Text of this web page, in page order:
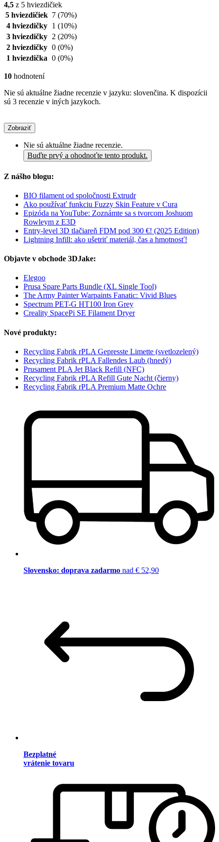
4,5 z 5 hviezdičiek
5 hviezdičiek 7 (70%)
4 hviezdičky
1 (10%)
3 hviezdičky
2 (20%)
2 hviezdičky 0 (0%)
1 hviezdička 0 (0%)
10 hodnotení
Nie sú aktuálne žiadne recenzie v jazyku: slovenčina. K dispozícii
sú 3 recenzie v iných jazykoch.
Zobraziť
Nie sú aktuálne žiadne recenzie.
Buďte prvý a ohodnoťte tento produkt.
Z nášho blogu:
BIO filament od spoločnosti Extrudr
Ako používať funkciu Fuzzy Skin Feature v Cura
Epizóda na YouTube: Zoznámte sa s tvorcom Joshuom
Rowleym z E3D
Entry-level 3D tlačiareň FDM pod 300 €! (2025 Edition)
Lightning Infill: ako ušetriť materiál, čas a hmotnosť!
Objavte v obchode 3DJake:
Elegoo
Prusa Spare Parts Bundle (XL Single Tool)
The Army Painter Warpaints Fanatic: Vivid Blues
Spectrum PET-G HT100 Iron Grey
Creality SpacePi SE Filament Dryer
Nové produkty:
Recycling Fabrik rPLA Gepresste Limette (svetlozelený)
Recycling Fabrik rPLA Fallendes Laub (hnedý)
Prusament PLA Jet Black Refill (NFC)
Recycling Fabrik rPLA Refill Gute Nacht (čierny)
Recycling Fabrik rPLA Premium Matte Ochre
Slovensko: doprava zadarmo nad € 52,90
Bezplatné
vrátenie tovaru